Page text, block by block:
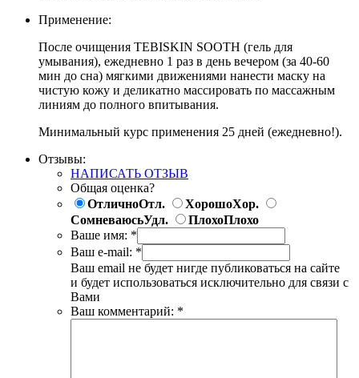
Применение:
После очищения TEBISKIN SOOTH (гель для
умывания), ежедневно 1 раз в день вечером (за 40-60
мин до сна) мягкими движениями нанести маску на
чистую кожу и деликатно массировать по массажным
линиям до полного впитывания.
Минимальный курс применения 25 дней (ежедневно!).
Отзывы:
НАПИСАТЬ ОТЗЫВ
Общая оценка?
ОтличноОтл. ХорошоХор.
СомневаюсьУдл. ПлохоПлохо
Ваше имя: *
Ваш e-mail: *
Ваш email не будет нигде публиковаться на сайте
и будет использоваться исключительно для связи с
Вами
Ваш комментарий: *